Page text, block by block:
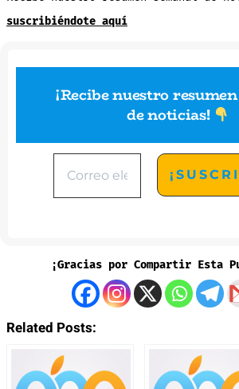
suscribiéndote aquí
¡Recibe nuestro
de noticias!
¡Gracias por Compartir Esta
Related Posts: